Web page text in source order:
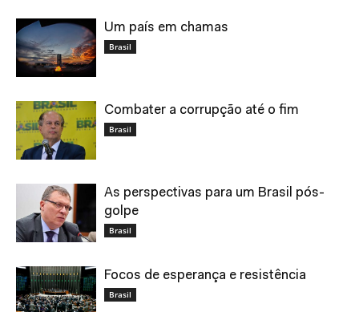
Um país em chamas
Brasil
Combater a corrupção até o fim
Brasil
As perspectivas para um Brasil pós-
golpe
Brasil
Focos de esperança e resistência
Brasil